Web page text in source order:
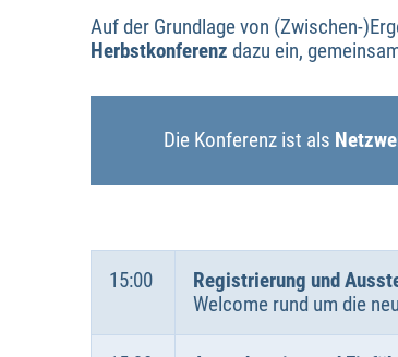
Auf der Grundlage von (Zwischen-
Herbstkonferenz dazu ein,
Die Konferenz ist als
15:00
Registrierung und
Welcome rund um die